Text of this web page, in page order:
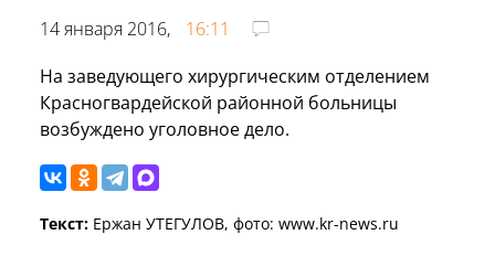
14 января 2016,
16:11
На заведующего хирургическим отделением
Красногвардейской районной больницы
возбуждено уголовное дело.
Текст: Ержан УТЕГУЛОВ, фото: www.kr-news.ru